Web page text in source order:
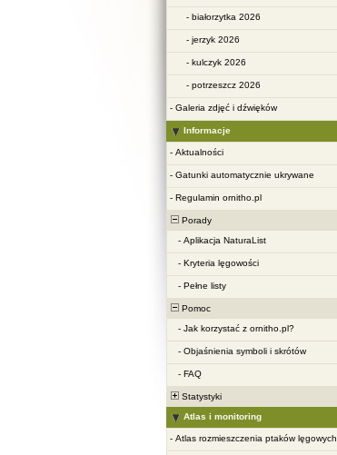
- białorzytka 2026
- jerzyk 2026
- kulczyk 2026
- potrzeszcz 2026
- Galeria zdjęć i dźwięków
Informacje
- Aktualności
- Gatunki automatycznie ukrywane
- Regulamin ornitho.pl
Porady
- Aplikacja NaturaList
- Kryteria lęgowości
- Pełne listy
Pomoc
- Jak korzystać z ornitho.pl?
- Objaśnienia symboli i skrótów
- FAQ
Statystyki
Atlas i monitoring
- Atlas rozmieszczenia ptaków lęgowych